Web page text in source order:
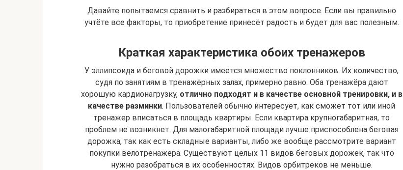
Давайте попытаемся сравнить и разбираться в этом вопросе. Если вы правильно
учтёте все факторы, то приобретение принесёт радость и будет для вас полезным.
Краткая характеристика обоих тренажеров
У эллипсоида и беговой дорожки имеется множество поклонников. Их количество,
судя по занятиям в тренажёрных залах, примерно равно. Оба тренажёра дают
хорошую кардионагрузку, отлично подходят и в качестве основной тренировки, и в
качестве разминки. Пользователей обычно интересует, как сможет тот или иной
тренажер вписаться в площадь квартиры. Если квартира крупногабаритная, то
проблем не возникнет. Для малогабаритной площади лучше приспособлена беговая
дорожка, так как есть складные варианты, либо же вообще рассмотрите вариант
покупки велотренажера. Существуют целых 11 видов беговых дорожек, так что
нужно разобраться в их особенностях. Видов орбитреков не меньше.